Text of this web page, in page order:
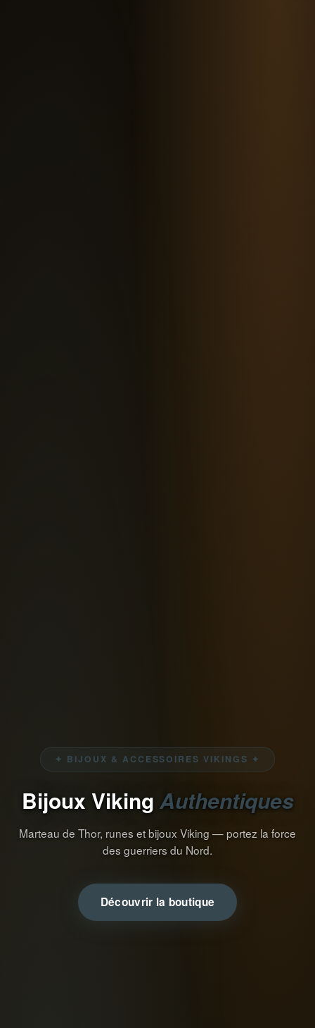
✦ BIJOUX & ACCESSOIRES VIKINGS ✦
Bijoux Viking Authentiques
Marteau de Thor, runes et bijoux Viking — portez la force
des guerriers du Nord.
Découvrir la boutique